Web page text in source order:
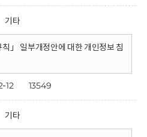
기타
칙」 일부개정안에 대한 개인정보 침
12 13549
기타